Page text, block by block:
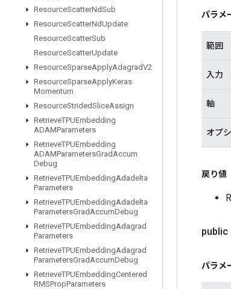
ResourceScatterNdSub
ResourceScatterNdUpdate
ResourceScatterSub
ResourceScatterUpdate
ResourceSparseApplyAdagradV2
ResourceSparseApplyKeras
Momentum
ResourceStridedSliceAssign
RetrieveTPUEmbedding
ADAMParameters
RetrieveTPUEmbedding
ADAMParametersGradAccum
Debug
RetrieveTPUEmbeddingAdadelta
Parameters
RetrieveTPUEmbeddingAdadelta
ParametersGradAccumDebug
RetrieveTPUEmbeddingAdagrad
Parameters
RetrieveTPUEmbeddingAdagrad
ParametersGradAccumDebug
RetrieveTPUEmbeddingCentered
RMSPropParameters
パラメ
範囲
入力
軸
オプ
戻り値
public
パラメ